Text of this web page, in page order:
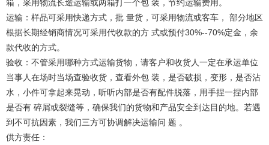
箱，采用物流长途运输或两箱打一个包 装，节约运输费用。
运输：样品可采用快递方式，批 量货，可采用物流或客车， 部分地区
根据长期经销商情况可采用代收款的方 式或预付30%--70%定金，余
款代收的方式。
验收：不管采用哪种方式运输货物，请客户和收货人一定在承运单位
当事人在场时当场查验收货，查看外包 装，是否破损，变形，是否沾
水，小件可拿起来晃动，听听内部是否有配件脱落，用手捏一捏内部
是否有 碎屑或裂缝等，确保我们的货物和产品安全到达目的地。若遇
到不可抗因素，我们三方可协调解决运输问 题 。
供方责任：